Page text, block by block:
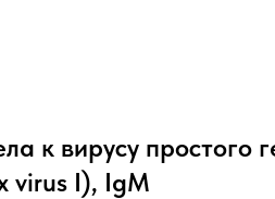
к вирусу простого
virus I), IgM